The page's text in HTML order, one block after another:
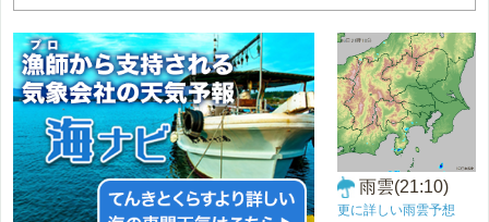
雨雲(21:10)
更に詳しい雨雲予想